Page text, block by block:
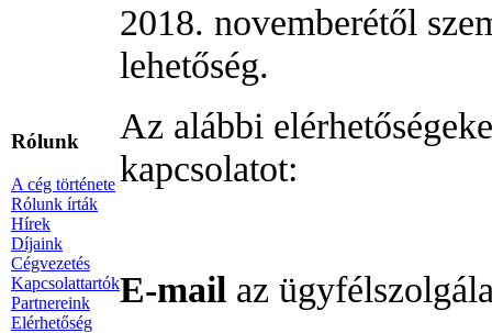
Rólunk
A cég története
Rólunk írták
Hírek
Díjaink
Cégvezetés
Kapcsolattartók
Partnereink
Elérhetőség
2018. novemberétől
lehetőség.
Az alábbi
kapcsolatot:
E-mail az